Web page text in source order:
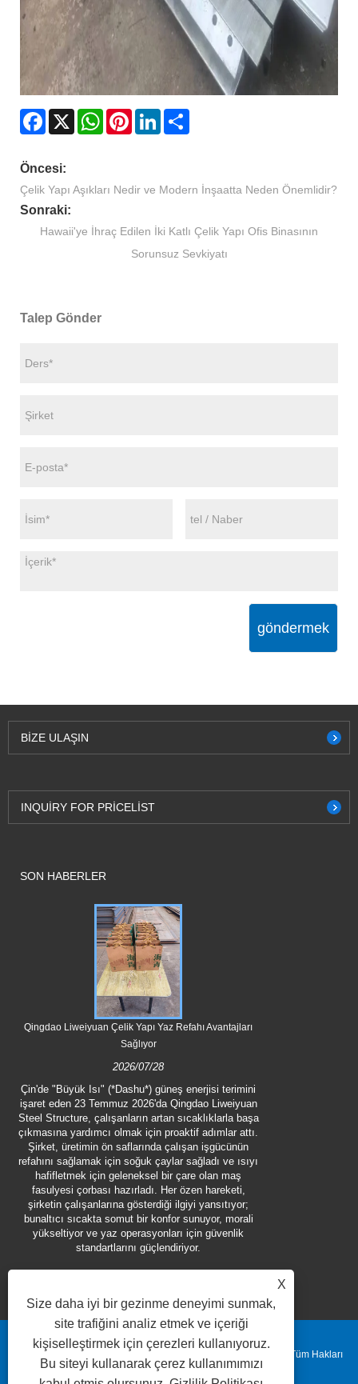
Facebook
X WhatsAppPinterestLinkedIn
Öncesi:
Çelik Yapı Aşıkları Nedir ve Modern İnşaatta Neden Önemlidir?
Sonraki:
Hawaii'ye İhraç Edilen İki Katlı Çelik Yapı Ofis Binasının
Sorunsuz Sevkiyatı
Talep Gönder
göndermek
BIZE ULAŞIN
INQUIRY FOR PRICELIST
SON HABERLER
Qingdao Liweiyuan Çelik Yapı Yaz Refahı Avantajları
Sağlıyor
2026/07/28
Çin'de "Büyük Isı" (*Dashu*) güneş enerjisi terimini
işaret eden 23 Temmuz 2026'da Qingdao Liweiyuan
Steel Structure, çalışanların artan sıcaklıklarla başa
çıkmasına yardımcı olmak için proaktif adımlar attı.
Şirket, üretimin ön saflarında çalışan işgücünün
refahını sağlamak için soğuk çaylar sağladı ve ısıyı
hafifletmek için geleneksel bir çare olan maş
fasulyesi çorbası hazırladı. Her özen hareketi,
şirketin çalışanlarına gösterdiği ilgiyi yansıtıyor;
bunaltıcı sıcakta somut bir konfor sunuyor, morali
yükseltiyor ve yaz operasyonları için güvenlik
standartlarını güçlendiriyor.
Telif Hakkı © 2025 Qingdao Liweiyuan Heavy Industry Co., Ltd. Tüm Hakları
X
Size daha iyi bir gezinme deneyimi sunmak,
site trafiğini analiz etmek ve içeriği
kişiselleştirmek için çerezleri kullanıyoruz.
Bu siteyi kullanarak çerez kullanımımızı